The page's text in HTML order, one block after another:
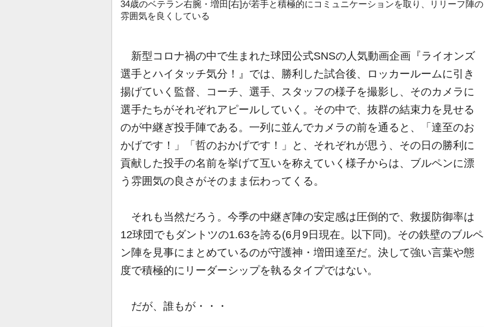
34歳のベテラン右腕・増田[右]が若手と積極的にコミュニケーションを取り、リリーフ陣の
雰囲気を良くしている
新型コロナ禍の中で生まれた球団公式SNSの人気動画企画『ライオンズ
選手とハイタッチ気分！』では、勝利した試合後、ロッカールームに引き
揚げていく監督、コーチ、選手、スタッフの様子を撮影し、そのカメラに
選手たちがそれぞれアピールしていく。その中で、抜群の結束力を見せる
のが中継ぎ投手陣である。一列に並んでカメラの前を通ると、「達至のお
かげです！」「哲のおかげです！」と、それぞれが思う、その日の勝利に
貢献した投手の名前を挙げて互いを称えていく様子からは、ブルペンに漂
う雰囲気の良さがそのまま伝わってくる。
それも当然だろう。今季の中継ぎ陣の安定感は圧倒的で、救援防御率は
12球団でもダントツの1.63を誇る(6月9日現在。以下同)。その鉄壁のブルペ
ン陣を見事にまとめているのが守護神・増田達至だ。決して強い言葉や態
度で積極的にリーダーシップを執るタイプではない。
だが、誰もが・・・